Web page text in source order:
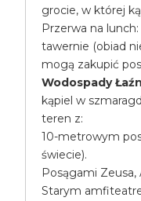
grocie, w której
Przerwa na
tawernie (obiad
mogą zakupić
Wodospady
kąpiel w
teren z:
10-metrowym
świecie).
Posągami
Starym